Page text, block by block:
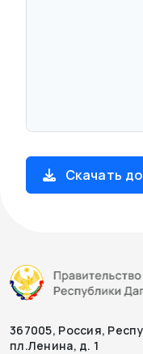
Скачать
367005, Россия,
пл.Ленина, д. 1